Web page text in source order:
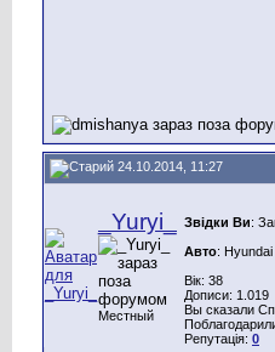
24.10.2014, 11:27
_Yuryi_
Местный
Звідки Ви:
Авто: Hyundai
Вік: 38
Дописи: 1.019
Вы сказали
Репутація: 0